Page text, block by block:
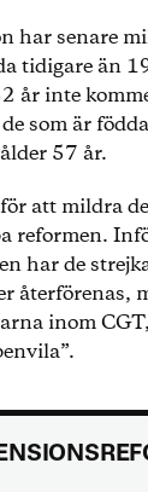
har senare
tidigare än
år inte
som är
57 år.
att mildra
reformen.
har de
återförenas,
inom